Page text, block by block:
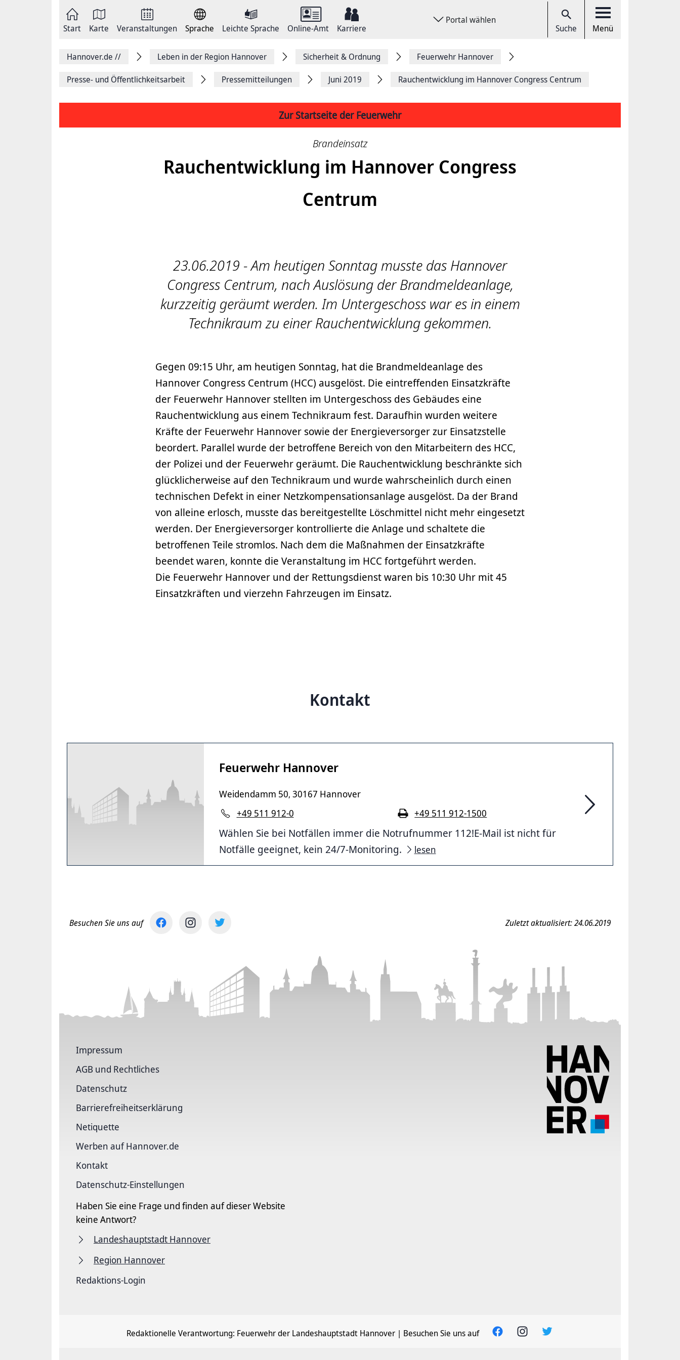
Start Karte Veranstaltungen Sprache Leichte Sprache Online-Amt Karriere
Portal wählen
Suche Menü
Hannover.de // Leben in der Region Hannover Sicherheit & Ordnung Feuerwehr Hannover
Presse- und Öffentlichkeitsarbeit Pressemitteilungen Juni 2019 Rauchentwicklung im Hannover Congress Centrum
Zur Startseite der Feuerwehr
Brandeinsatz
Rauchentwicklung im Hannover Congress
Centrum
23.06.2019 - Am heutigen Sonntag musste das Hannover
Congress Centrum, nach Auslösung der Brandmeldeanlage,
kurzzeitig geräumt werden. Im Untergeschoss war es in einem
Technikraum zu einer Rauchentwicklung gekommen.
Gegen 09:15 Uhr, am heutigen Sonntag, hat die Brandmeldeanlage des
Hannover Congress Centrum (HCC) ausgelöst. Die eintreffenden Einsatzkräfte
der Feuerwehr Hannover stellten im Untergeschoss des Gebäudes eine
Rauchentwicklung aus einem Technikraum fest. Daraufhin wurden weitere
Kräfte der Feuerwehr Hannover sowie der Energieversorger zur Einsatzstelle
beordert. Parallel wurde der betroffene Bereich von den Mitarbeitern des HCC,
der Polizei und der Feuerwehr geräumt. Die Rauchentwicklung beschränkte sich
glücklicherweise auf den Technikraum und wurde wahrscheinlich durch einen
technischen Defekt in einer Netzkompensationsanlage ausgelöst. Da der Brand
von alleine erlosch, musste das bereitgestellte Löschmittel nicht mehr eingesetzt
werden. Der Energieversorger kontrollierte die Anlage und schaltete die
betroffenen Teile stromlos. Nach dem die Maßnahmen der Einsatzkräfte
beendet waren, konnte die Veranstaltung im HCC fortgeführt werden.
Die Feuerwehr Hannover und der Rettungsdienst waren bis 10:30 Uhr mit 45
Einsatzkräften und vierzehn Fahrzeugen im Einsatz.
Kontakt
Feuerwehr Hannover
Weidendamm 50, 30167 Hannover
+49 511 912-0
+49 511 912-1500
Wählen Sie bei Notfällen immer die Notrufnummer 112!E-Mail ist nicht für
Notfälle geeignet, kein 24/7-Monitoring.
lesen
Besuchen Sie uns auf Zuletzt aktualisiert: 24.06.2019
Impressum
AGB und Rechtliches
Datenschutz
Barriere­freiheits­erklärung
Netiquette
Werben auf Hannover.de
Kontakt
Datenschutz-Einstellungen
Haben Sie eine Frage und finden auf dieser Website
keine Antwort?
Landeshauptstadt Hannover
Region Hannover
Redaktions-Login
Redaktionelle Verantwortung: Feuerwehr der Landeshauptstadt Hannover | Besuchen Sie uns auf